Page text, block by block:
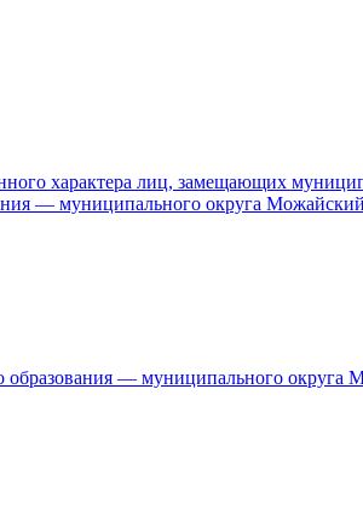
характера лиц, замещающих
— муниципального округа
образования — муниципального